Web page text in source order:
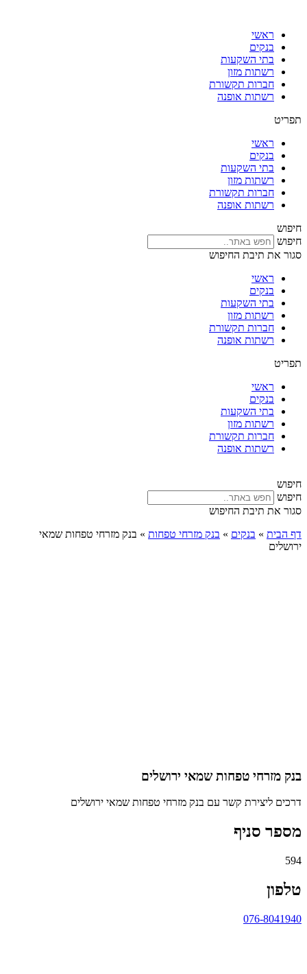
ראשי
בנקים
בתי השקעות
רשתות מזון
חברות תקשורת
רשתות אופנה
תפריט
ראשי
בנקים
בתי השקעות
רשתות מזון
חברות תקשורת
רשתות אופנה
חיפוש
חיפוש
סגור את תיבת החיפוש
ראשי
בנקים
בתי השקעות
רשתות מזון
חברות תקשורת
רשתות אופנה
תפריט
ראשי
בנקים
בתי השקעות
רשתות מזון
חברות תקשורת
רשתות אופנה
חיפוש
חיפוש
סגור את תיבת החיפוש
דף הבית » בנקים » בנק מזרחי טפחות » בנק מזרחי טפחות שמאי
ירושלים
בנק מזרחי טפחות שמאי ירושלים
דרכים ליצירת קשר עם בנק מזרחי טפחות שמאי ירושלים
מספר סניף
594
טלפון
076-8041940